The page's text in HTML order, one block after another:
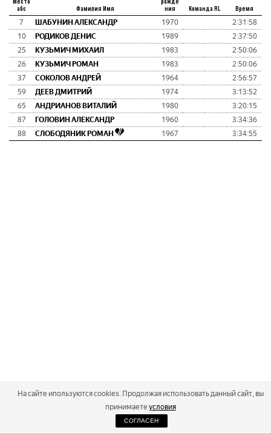
абс
Фамилия Имя
ния
Команда RL Время
7 ШАБУНИН АЛЕКСАНДР 1970 2:31:58
10
РОДИКОВ ДЕНИС 1989 2:37:50
25
КУЗЬМИЧ МИХАИЛ 1983 2:50:06
26
КУЗЬМИЧ РОМАН 1983 2:50:06
37
СОКОЛОВ АНДРЕЙ 1964 2:56:57
59
ДЕЕВ ДМИТРИЙ 1974 3:13:52
65
АНДРИАНОВ ВИТАЛИЙ 1980 3:20:15
87
ГОЛОВИН АЛЕКСАНДР 1960 3:34:36
88
СЛОБОДЯНИК РОМАН 1967 3:34:55
2026
На сайте ипользуются cookies. Продолжая использовать данный сайт, вы
принимаете условия
СОГЛАСЕН